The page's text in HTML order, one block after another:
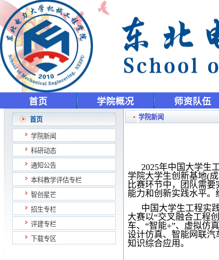
首页 学院概况 师资队伍
首页
学院新闻
科研动态
通知公告
本科教学评估专栏
智创星芒
招生专栏
评建专栏
下载专区
学院新闻
2025年中国大学生
学院大学生创新基地(
比赛环节中，团队需
能力和创新实践水平
中国大学生工程实
大赛以“交叉融合工程
车、“智能+”、虚拟仿
设计仿真、智能网联
知识综合应用。